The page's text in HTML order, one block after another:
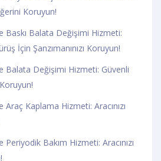
Koruyun!
Baskı Balata Değişimi Hizmeti:
İçin Şanzımanınızı Koruyun!
Balata Değişimi Hizmeti: Güvenli
Kaplama Hizmeti: Aracınızı
Bakım Hizmeti: Aracınızı